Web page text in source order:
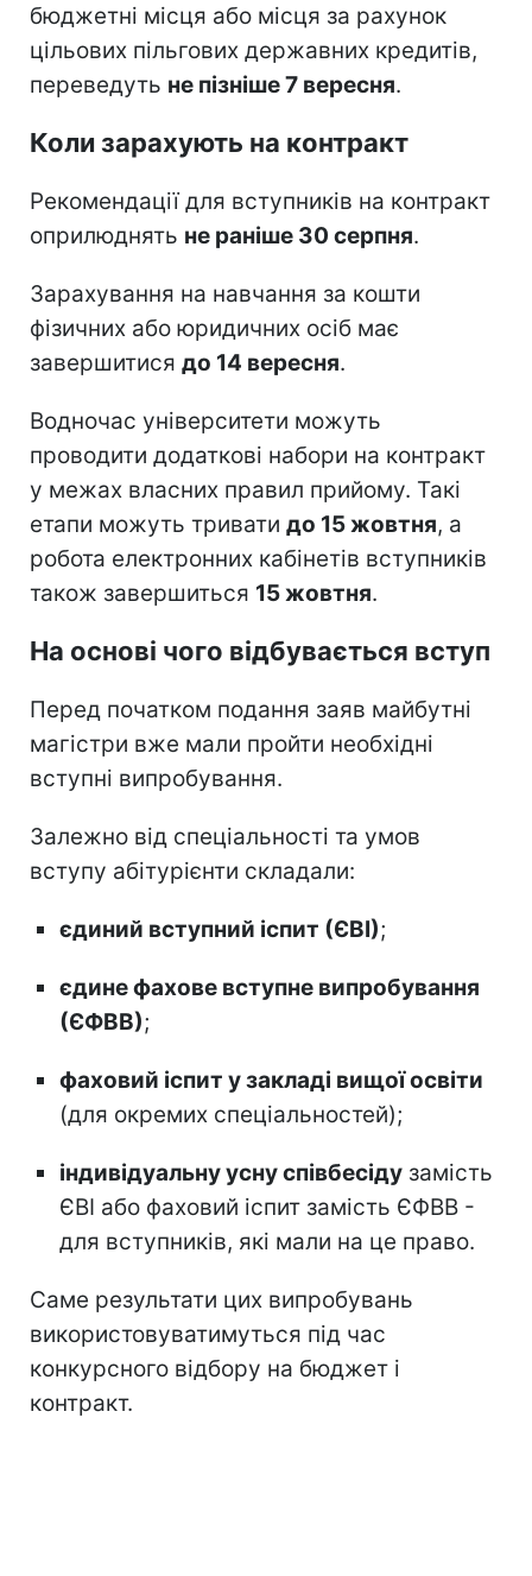
бюджетні місця або місця за рахунок
цільових пільгових державних кредитів,
переведуть не пізніше 7 вересня.
Коли зарахують на контракт
Рекомендації для вступників на контракт
оприлюднять не раніше 30 серпня.
Зарахування на навчання за кошти
фізичних або юридичних осіб має
завершитися до 14 вересня.
Водночас університети можуть
проводити додаткові набори на контракт
у межах власних правил прийому. Такі
етапи можуть тривати до 15 жовтня, а
робота електронних кабінетів вступників
також завершиться 15 жовтня.
На основі чого відбувається вступ
Перед початком подання заяв майбутні
магістри вже мали пройти необхідні
вступні випробування.
Залежно від спеціальності та умов
вступу абітурієнти складали:
єдиний вступний іспит (ЄВІ);
єдине фахове вступне випробування
(ЄФВВ);
фаховий іспит у закладі вищої освіти
(для окремих спеціальностей);
індивідуальну усну співбесіду замість
ЄВІ або фаховий іспит замість ЄФВВ -
для вступників, які мали на це право.
Саме результати цих випробувань
використовуватимуться під час
конкурсного відбору на бюджет і
контракт.